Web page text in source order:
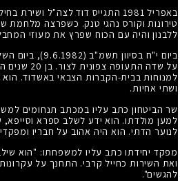
באפריל 1981התגייס דוד לצה"ל ושירת
טירונות וקורס נהגי טנק. כשפרצה מלחמת
ללבנון והיה עם הכוח שפרץ את מעוזי
ביום י"ח בסיוון תשמ"ב (9.6.1982)
, ביום
על שדה התעופה צפונית לצור. בן 20 שנים
למנוחות בבית-הקברות הצבאי באשדוד. הוא
ושתי אחיות.
שר הביטחון כתב עליו במכתב תנחומים
למען מולדתו. הוא ידע לשלב ספרא
לנוער הדתי. הוא היה אהוב על חבריו
מפקד יחידתו כתב עליו למשפחתו: "הוא
ואת השירות כחייל קרבי. התחנך על
להגשים".